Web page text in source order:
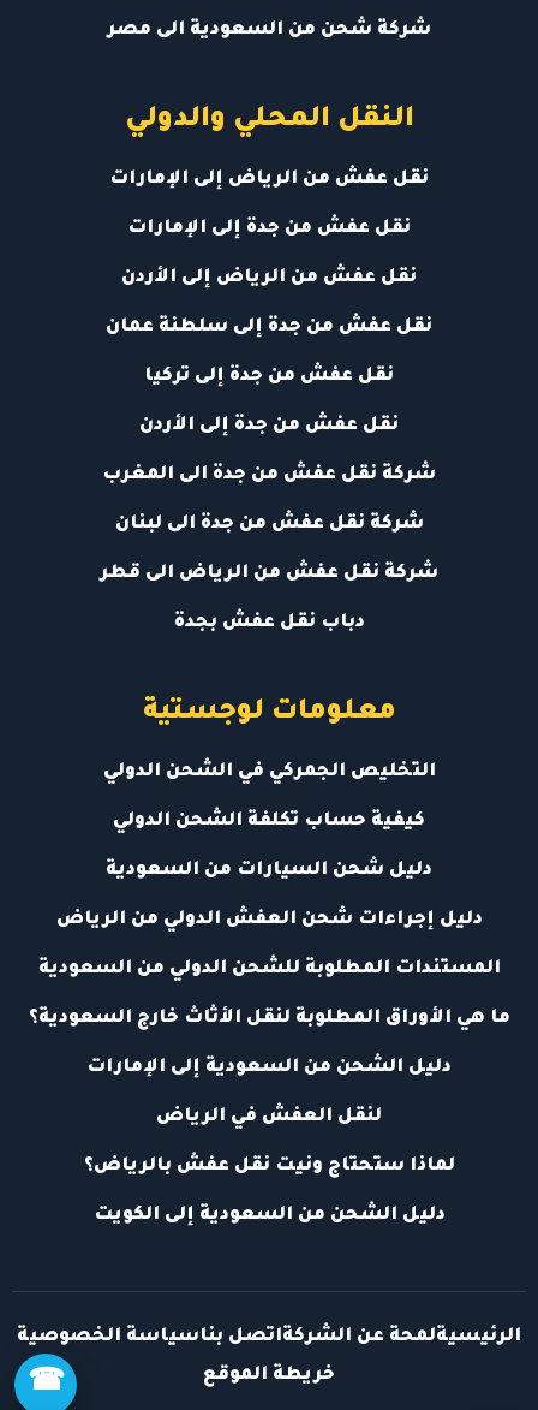
شركة شحن من السعودية الى مصر
النقل المحلي والدولي
نقل عفش من الرياض إلى الإمارات
نقل عفش من جدة إلى الإمارات
نقل عفش من الرياض إلى الأردن
نقل عفش من جدة إلى سلطنة عمان
نقل عفش من جدة إلى تركيا
نقل عفش من جدة إلى الأردن
شركة نقل عفش من جدة الى المغرب
شركة نقل عفش من جدة الى لبنان
شركة نقل عفش من الرياض الى قطر
دباب نقل عفش بجدة
معلومات لوجستية
التخليص الجمركي في الشحن الدولي
كيفية حساب تكلفة الشحن الدولي
دليل شحن السيارات من السعودية
دليل إجراءات شحن العفش الدولي من الرياض
المستندات المطلوبة للشحن الدولي من السعودية
ما هي الأوراق المطلوبة لنقل الأثاث خارج السعودية؟
دليل الشحن من السعودية إلى الإمارات
لنقل العفش في الرياض
لماذا ستحتاج ونيت نقل عفش بالرياض؟
دليل الشحن من السعودية إلى الكويت
الرئيسيةلمحة عن الشركةاتصل بناسياسة الخصوصية
خريطة الموقع
☎